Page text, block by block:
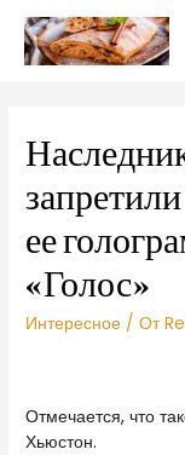
ее
«Голос»
Интересное / От
Отмечается, что
Хьюстон.